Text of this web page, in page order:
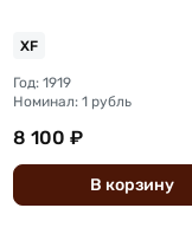
XF
Год: 1919
Номинал: 1 рубль
8 100 ₽
В корзину